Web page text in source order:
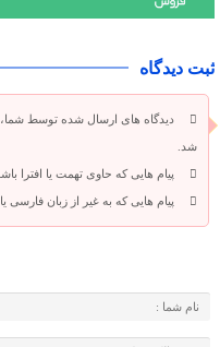
ثبت دیدگاه
دیدگاه های ارسال شده توسط
شد.
پیام هایی که حاوی تهمت یا افترا
پیام هایی که به غیر از زبان فارسی